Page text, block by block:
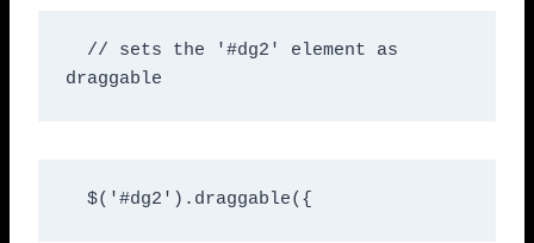
// sets the '#dg2' element as
draggable
$('#dg2').draggable({